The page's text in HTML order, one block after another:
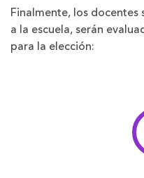
Finalmente, los
a la escuela, serán
para la elección: